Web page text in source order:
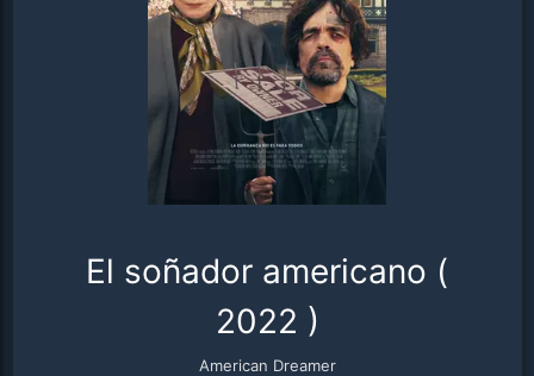
El soñador americano (
2022 )
American Dreamer